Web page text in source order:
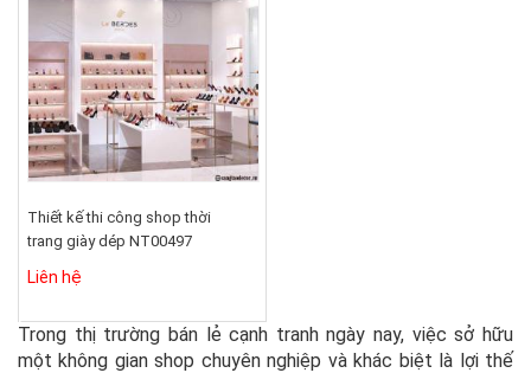
Thiết kế thi công shop thời
trang giày dép NT00497
Liên hệ
Trong thị trường bán lẻ cạnh tranh ngày nay, việc sở hữu
một không gian shop chuyên nghiệp và khác biệt là lợi thế